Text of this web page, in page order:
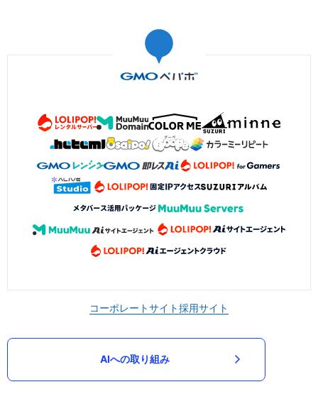
コーポレートサイト採用サイト
AIへの取り組み